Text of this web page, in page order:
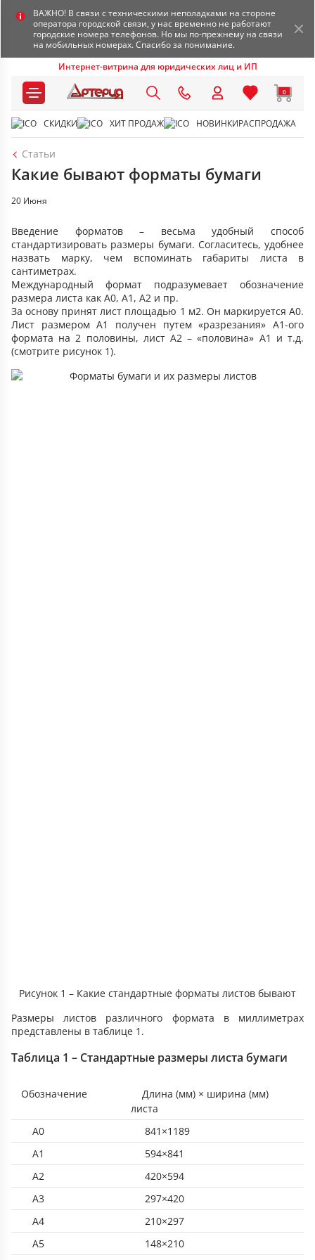
ВАЖНО! В связи с техническими неполадками на стороне
оператора городской связи, у нас временно не работают
городские номера телефонов. Но мы по-прежнему на связи
на мобильных номерах. Спасибо за понимание.
Интернет-витрина для юридических лиц и ИП
0
СКИДКИ ХИТ ПРОДАЖ НОВИНКИРАСПРОДАЖА
Статьи
Какие бывают форматы бумаги
20 Июня
Введение форматов – весьма удобный способ
стандартизировать размеры бумаги. Согласитесь, удобнее
назвать марку, чем вспоминать габариты листа в
сантиметрах.
Международный формат подразумевает обозначение
размера листа как А0, А1, А2 и пр.
За основу принят лист площадью 1 м2. Он маркируется А0.
Лист размером А1 получен путем «разрезания» А1-ого
формата на 2 половины, лист А2 – «половина» А1 и т.д.
(смотрите рисунок 1).
Рисунок 1 – Какие стандартные форматы листов бывают
Размеры листов различного формата в миллиметрах
представлены в таблице 1.
Таблица 1 – Стандартные размеры листа бумаги
Обозначение
Длина (мм) × ширина (мм)
листа
А0
841×1189
А1
594×841
А2
420×594
А3
297×420
А4
210×297
А5
148×210